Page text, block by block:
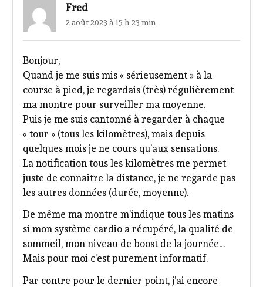
Fred
2 août 2023 à 15 h 23 min
Bonjour,
Quand je me suis mis « sérieusement » à la
course à pied, je regardais (très) régulièrement
ma montre pour surveiller ma moyenne.
Puis je me suis cantonné à regarder à chaque
« tour » (tous les kilomètres), mais depuis
quelques mois je ne cours qu’aux sensations.
La notification tous les kilomètres me permet
juste de connaitre la distance, je ne regarde pas
les autres données (durée, moyenne).
De même ma montre m’indique tous les matins
si mon système cardio a récupéré, la qualité de
sommeil, mon niveau de boost de la journée…
Mais pour moi c’est purement informatif.
Par contre pour le dernier point, j’ai encore